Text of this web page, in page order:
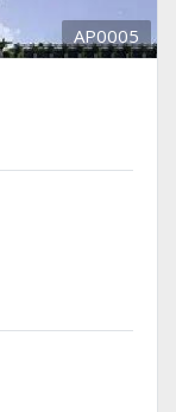
AP0005